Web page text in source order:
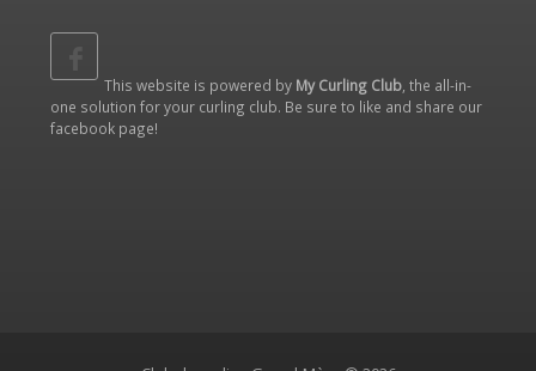
This website is powered by My Curling Club , the all-in-
one solution for your curling club. Be sure to like and share our
facebook page!